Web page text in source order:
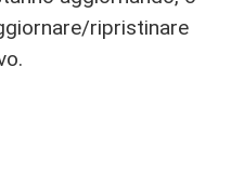
ripristinare